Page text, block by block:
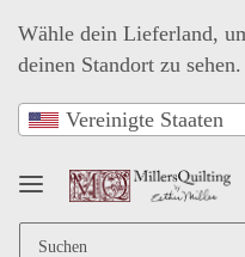
Wähle dein Lieferland,
deinen Standort zu sehen.
Vereinigte Staaten